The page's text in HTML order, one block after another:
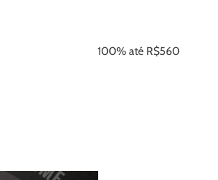
100% até R$560